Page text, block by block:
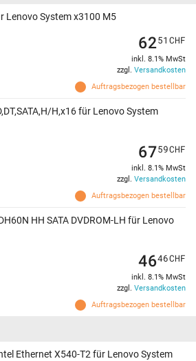
Lenovo System x3100 M5
Auftragsbezogen bestellbar
6251 CHF
inkl. 8.1% MwSt
zzgl. Versandkosten
H,x16 für Lenovo System
Auftragsbezogen bestellbar
6759CHF
inkl. 8.1% MwSt
zzgl. Versandkosten
HH SATA DVDROM-LH für Lenovo
Auftragsbezogen bestellbar
4646CHF
inkl. 8.1% MwSt
zzgl. Versandkosten
Ethernet X540-T2 für Lenovo System